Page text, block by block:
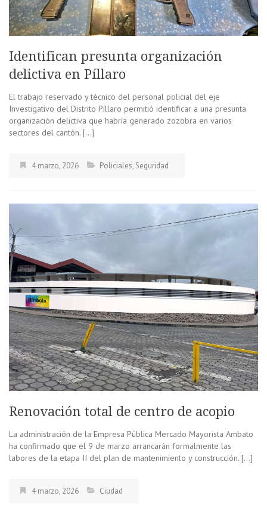
Identifican presunta organización
delictiva en Píllaro
El trabajo reservado y técnico del personal policial del eje
Investigativo del Distrito Píllaro permitió identificar a una presunta
organización delictiva que habría generado zozobra en varios
sectores del cantón. […]
4 marzo, 2026 Policiales, Seguridad
Renovación total de centro de acopio
La administración de la Empresa Pública Mercado Mayorista Ambato
ha confirmado que el 9 de marzo arrancarán formalmente las
labores de la etapa II del plan de mantenimiento y construcción. […]
4 marzo, 2026 Ciudad